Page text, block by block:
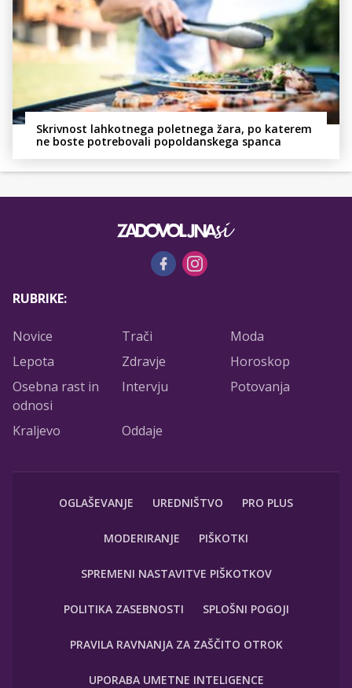
Skrivnost lahkotnega poletnega žara, po katerem
ne boste potrebovali popoldanskega spanca
RUBRIKE:
Novice Trači
Moda
Lepota
Zdravje
Horoskop
Osebna rast in
odnosi
Intervju Potovanja
Kraljevo Oddaje
OGLAŠEVANJE UREDNIŠTVO PRO PLUS
MODERIRANJE PIŠKOTKI
SPREMENI NASTAVITVE PIŠKOTKOV
POLITIKA ZASEBNOSTI SPLOŠNI POGOJI
PRAVILA RAVNANJA ZA ZAŠČITO OTROK
UPORABA UMETNE INTELIGENCE